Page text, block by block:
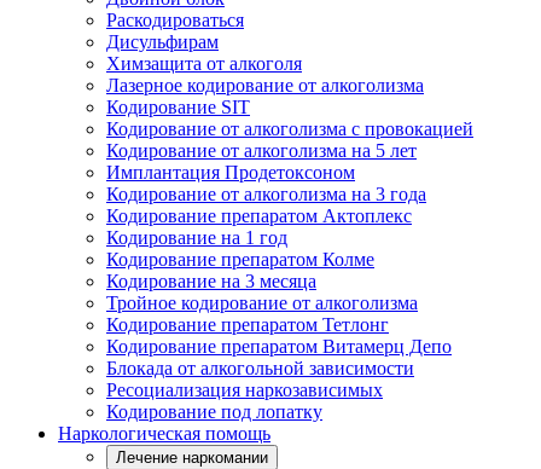
Раскодироваться
Дисульфирам
Химзащита от алкоголя
Лазерное кодирование от алкоголизма
Кодирование SIT
Кодирование от алкоголизма с провокацией
Кодирование от алкоголизма на 5 лет
Имплантация Продетоксоном
Кодирование от алкоголизма на 3 года
Кодирование препаратом Актоплекс
Кодирование на 1 год
Кодирование препаратом Колме
Кодирование на 3 месяца
Тройное кодирование от алкоголизма
Кодирование препаратом Тетлонг
Кодирование препаратом Витамерц Депо
Блокада от алкогольной зависимости
Ресоциализация наркозависимых
Кодирование под лопатку
Наркологическая помощь
Лечение наркомании